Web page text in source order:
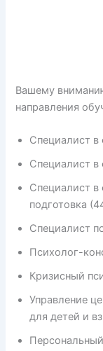
Вашему
направления
Специалист в
Специалист в
Специалист в
подготовка
Специалист
Психолог-
Кризисный
Управление
для детей и